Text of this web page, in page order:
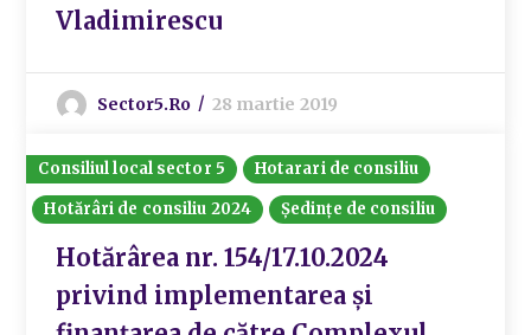
Vladimirescu
Sector5.ro 28 martie 2019
Consiliul local sector 5
Hotarari de consiliu
Hotărâri de consiliu 2024
Ședințe de consiliu
Hotărârea nr. 154/17.10.2024
privind implementarea și